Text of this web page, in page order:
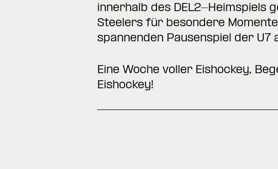
innerhalb des DEL2-Heimspiels
Steelers für besondere
spannenden Pausenspiel der U7
Eine Woche voller Eishockey,
Eishockey!